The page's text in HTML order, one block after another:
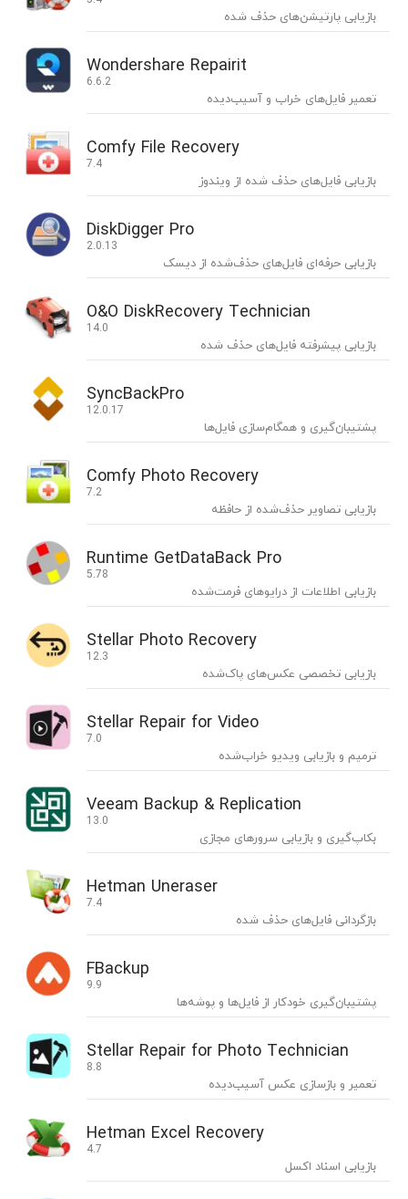
بازیابی پارتیشن‌های حذف شده
Wondershare Repairit
6.6.2
تعمیر فایل‌های خراب و آسیب‌دیده
Comfy File Recovery
7.4
بازیابی فایل‌های حذف‌ شده از ویندوز
DiskDigger Pro
2.0.13
بازیابی حرفه‌ای فایل‌های حذف‌شده از دیسک
O&O DiskRecovery Technician
14.0
بازیابی پیشرفته فایل‌های حذف شده
SyncBackPro
12.0.17
پشتیبان‌گیری و همگام‌سازی فایل‌ها
Comfy Photo Recovery
7.2
بازیابی تصاویر حذف‌شده از حافظه
Runtime GetDataBack Pro
5.78
بازیابی اطلاعات از درایوهای فرمت‌شده
Stellar Photo Recovery
12.3
بازیابی تخصصی عکس‌های پاک‌شده
Stellar Repair for Video
7.0
ترمیم و بازیابی ویدیو خراب‌شده
Veeam Backup & Replication
13.0
بکاپ‌گیری و بازیابی سرورهای مجازی
Hetman Uneraser
7.4
بازگردانی فایل‌های حذف شده
FBackup
9.9
پشتیبان‌گیری خودکار از فایل‌ها و پوشه‌ها
Stellar Repair for Photo Technician
8.8
تعمیر و بازسازی عکس آسیب‌دیده
Hetman Excel Recovery
4.7
بازیابی اسناد اکسل